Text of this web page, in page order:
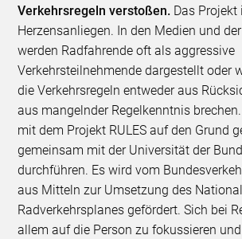
Verkehrsregeln verstoßen. Das
Herzensanliegen. In den Medien und
werden Radfahrende oft als aggressive
Verkehrsteilnehmende dargestellt oder
die Verkehrsregeln entweder aus
aus mangelnder Regelkenntnis
mit dem Projekt RULES auf den Grund
gemeinsam mit der Universität der
durchführen. Es wird vom
aus Mitteln zur Umsetzung des
Radverkehrsplanes gefördert. Sich bei
allem auf die Person zu fokussieren